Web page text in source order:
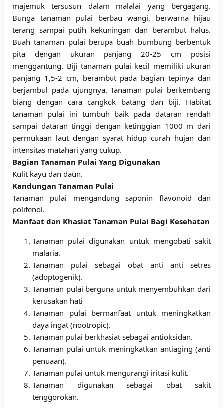
majemuk tersusun dalam malalai yang bergagang.
Bunga tanaman pulai berbau wangi, berwarna hijau
terang sampai putih kekuningan dan berambut halus.
Buah tanaman pulai berupa buah bumbung berbentuk
pita dengan ukuran panjang 20-25 cm posisi
menggantung. Biji tanaman pulai kecil memiliki ukuran
panjang 1,5-2 cm, berambut pada bagian tepinya dan
berjambul pada ujungnya. Tanaman pulai berkembang
biang dengan cara cangkok batang dan biji. Habitat
tanaman pulai ini tumbuh baik pada dataran rendah
sampai dataran tinggi dengan ketinggian 1000 m dari
permukaan laut dengan syarat hidup curah hujan dan
intensitas matahari yang cukup.
Bagian Tanaman Pulai Yang Digunakan
Kulit kayu dan daun.
Kandungan Tanaman Pulai
Tanaman pulai mengandung saponin flavonoid dan
polifenol.
Manfaat dan Khasiat Tanaman Pulai Bagi Kesehatan
Tanaman pulai digunakan untuk mengobati sakit
malaria.
Tanaman pulai sebagai obat anti anti setres
(adoptogenik).
Tanaman pulai berguna untuk menyembuhkan dari
kerusakan hati
Tanaman pulai bermanfaat untuk meningkatkan
daya ingat (nootropic).
Tanaman pulai berkhasiat sebagai antioksidan.
Tanaman pulai untuk meningkatkan antiaging (anti
penuaan).
Tanaman pulai untuk mengurangi iritasi kulit.
Tanaman digunakan sebagai obat sakit
tenggorokan.